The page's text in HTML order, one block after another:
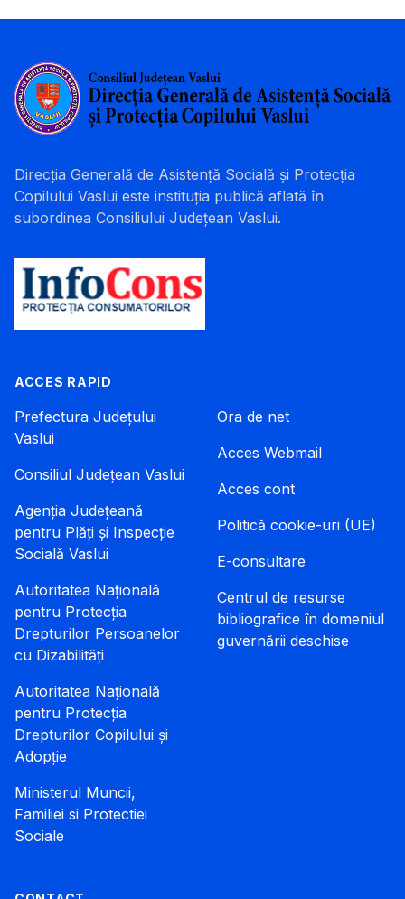
Direcția Generală de Asistență Socială și Protecția
Copilului Vaslui este instituția publică aflată în
subordinea Consiliului Județean Vaslui.
ACCES RAPID
Prefectura Județului
Vaslui
Consiliul Județean Vaslui
Agenția Județeană
pentru Plăți și Inspecție
Socială Vaslui
Autoritatea Națională
pentru Protecția
Drepturilor Persoanelor
cu Dizabilități
Autoritatea Națională
pentru Protecția
Drepturilor Copilului și
Adopție
Ministerul Muncii,
Familiei si Protectiei
Sociale
Ora de net
Acces Webmail
Acces cont
Politică cookie-uri (UE)
E-consultare
Centrul de resurse
bibliografice în domeniul
guvernării deschise